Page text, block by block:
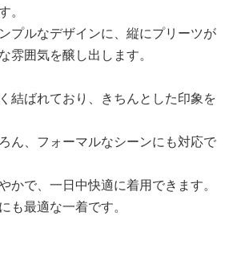
。
プルなデザインに、縦にプリーツが
雰囲気を醸し出します。
結ばれており、きちんとした印象を
ん、フォーマルなシーンにも対応で
かで、一日中快適に着用できます。
も最適な一着です。